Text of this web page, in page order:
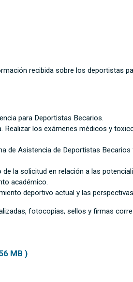
recibida sobre los deportistas
para Deportistas Becarios.
Realizar los exámenes médicos y
de Asistencia de Deportistas
la solicitud en relación a las
académico.
deportivo actual y las
fotocopias, sellos y firmas
MB )